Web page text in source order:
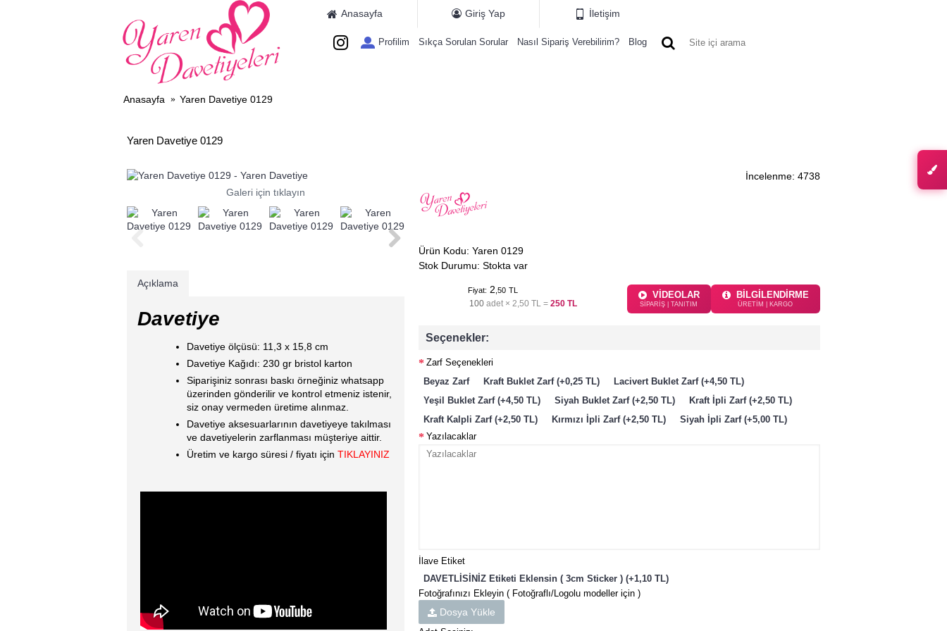
Anasayfa Giriş Yap İletişim
Profilim Sıkça Sorulan Sorular Nasıl Sipariş Verebilirim? Blog
Anasayfa Yaren Davetiye 0129
Yaren Davetiye 0129
Galeri için tıklayın
Açıklama
Davetiye
Davetiye ölçüsü: 11,3 x 15,8 cm
Davetiye Kağıdı: 230 gr bristol karton
Siparişiniz sonrası baskı örneğiniz whatsapp
üzerinden gönderilir ve kontrol etmeniz istenir,
siz onay vermeden üretime alınmaz.
Davetiye aksesuarlarının davetiyeye takılması
ve davetiyelerin zarflanması müşteriye aittir.
Üretim ve kargo süresi / fiyatı için TIKLAYINIZ
İncelenme: 4738
Ürün Kodu: Yaren 0129
Stok Durumu: Stokta var
Fiyat: 2 ,50 TL
100 adet ×2,50 TL =250 TL
VİDEOLAR
SİPARİŞ | TANITIM
BİLGİLENDİRME
ÜRETİM | KARGO
Seçenekler:
Zarf Seçenekleri
Beyaz Zarf
Kraft Buklet Zarf (+0,25 TL)
Lacivert Buklet Zarf (+4,50 TL)
Yeşil Buklet Zarf (+4,50 TL)
Siyah Buklet Zarf (+2,50 TL)
Kraft İpli Zarf (+2,50 TL)
Kraft Kalpli Zarf (+2,50 TL)
Kırmızı İpli Zarf (+2,50 TL)
Siyah İpli Zarf (+5,00 TL)
Yazılacaklar
İlave Etiket
DAVETLİSİNİZ Etiketi Eklensin ( 3cm Sticker ) (+1,10 TL)
Fotoğrafınızı Ekleyin ( Fotoğraflı/Logolu modeller için )
Dosya Yükle